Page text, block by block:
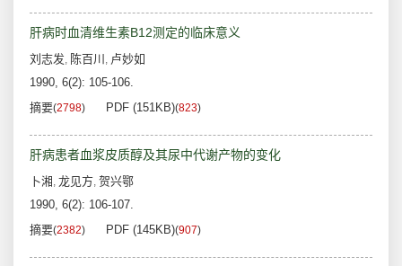
肝病时血清维生素B12测定的临床意义
刘志发, 陈百川 , 卢妙如
1990, 6(2): 105-106.
摘要(2798) PDF (151KB)(823)
肝病患者血浆皮质醇及其尿中代谢产物的变化
卜湘 , 龙见方, 贺兴鄂
1990, 6(2): 106-107.
摘要(2382) PDF (145KB)(907)